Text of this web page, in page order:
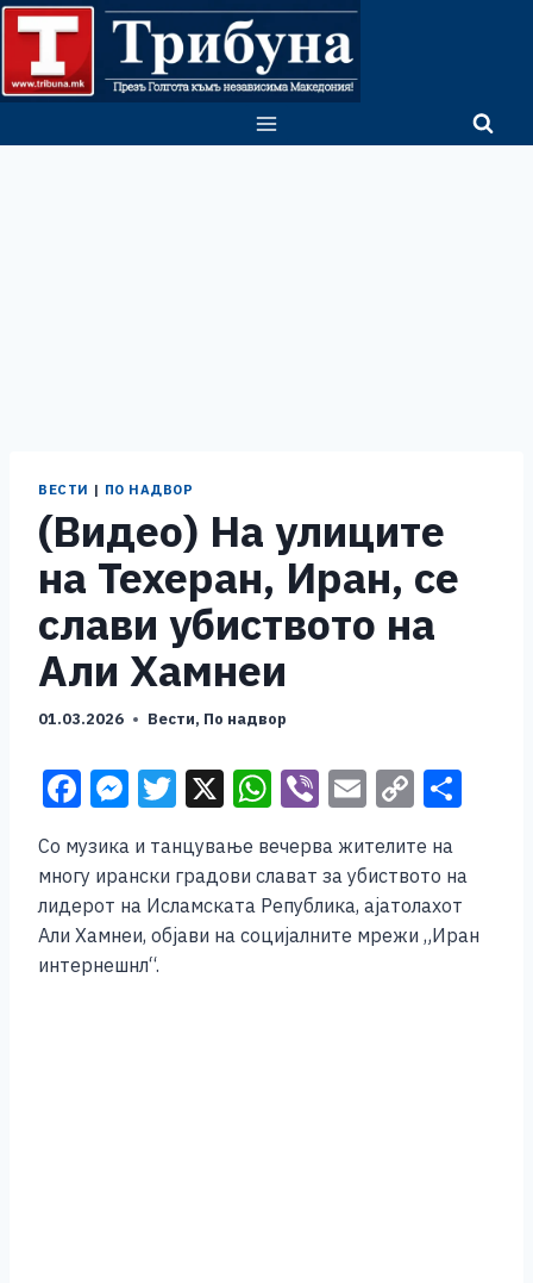
Skip
content
ВЕСТИ | ПО НАДВОР
(Видео) На улиците
на Техеран, Иран, се
слави убиството на
Али Хамнеи
01.03.2026 Вести, По надвор
F
c
e
b
o
M
ss
e
n
g
T
tt
er
X W
at
s
A
Vi
er
E
ai
l
C
p
y
Li
ar
Со музика и танцување вечерва жителите на
многу ирански градови слават за убиството на
лидерот на Исламската Република, ајатолахот
Али Хамнеи, објави на социјалните мрежи „Иран
интернешнл“.